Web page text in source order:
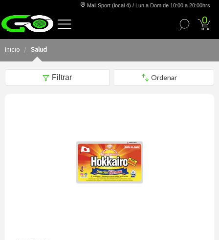
Mall Sport (local 4) / Lun a Dom de 10:00 a 20:00hrs
0
Inicio Salud
Filtrar